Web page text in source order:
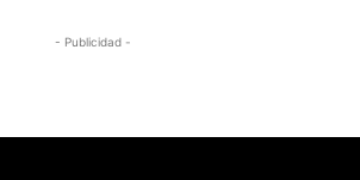
- Publicidad -